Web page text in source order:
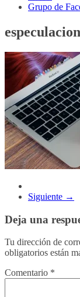
Grupo de
Siguiente →
Deja una
Tu dirección de
obligatorios están
Comentario *